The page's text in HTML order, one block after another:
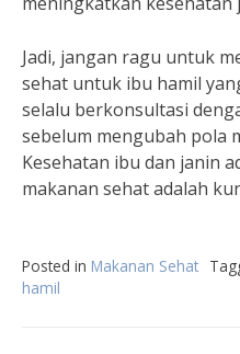
Jadi, jangan ragu untuk
sehat untuk ibu hamil
selalu berkonsultasi
sebelum mengubah pola
Kesehatan ibu dan janin
makanan sehat adalah
Posted in Makanan Sehat
hamil